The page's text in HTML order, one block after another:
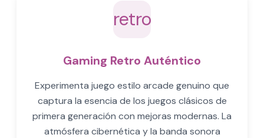
retro
Gaming Retro Auténtico
Experimenta juego estilo arcade genuino que
captura la esencia de los juegos clásicos de
primera generación con mejoras modernas. La
atmósfera cibernética y la banda sonora